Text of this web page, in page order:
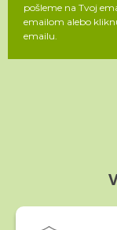
pošleme na Tvoj
emailom alebo
emailu.